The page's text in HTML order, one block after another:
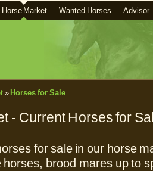
Horse Market Wanted Horses Advisor
» Horses for Sale
- Current Horses for
for sale in our horse
horses, brood mares up to